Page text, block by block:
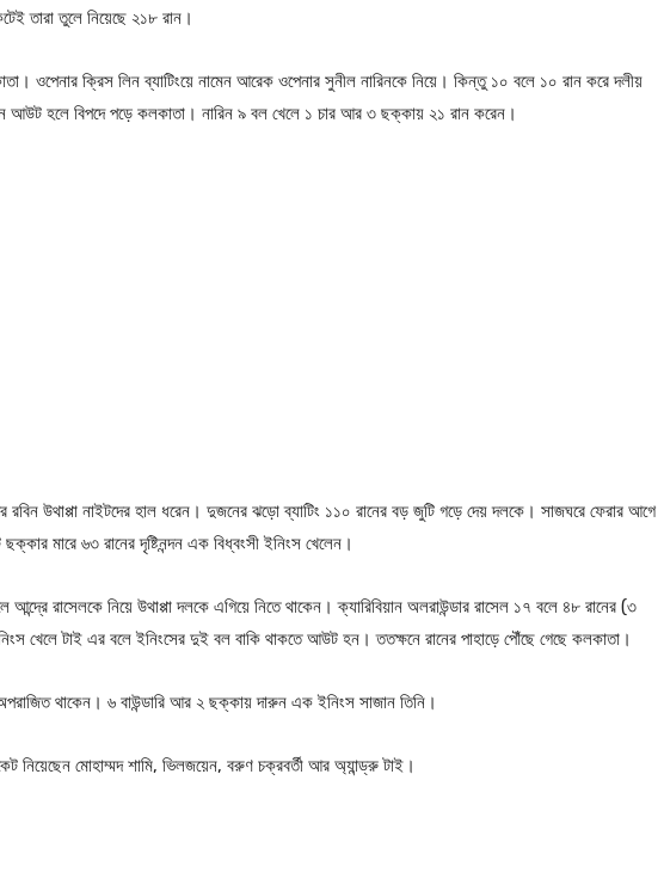
তারা তুলে নিয়েছে ২১৮ রান।
ওপেনার ক্রিস লিন ব্যাটিংয়ে নামেন আরেক ওপেনার সুনীল নারিনকে নিয়ে। কিন্তু ১০ বলে ১০ রান করে দলীয়
আউট হলে বিপদে পড়ে কলকাতা। নারিন ৯ বল খেলে ১ চার আর ৩ ছক্কায় ২১ রান করেন।
রবিন উথাপ্পা নাইটদের হাল ধরেন। দুজনের ঝড়ো ব্যাটিং ১১০ রানের বড় জুটি গড়ে দেয় দলকে। সাজঘরে ফেরার আগে
মারে ৬৩ রানের দৃষ্টিনন্দন এক বিধ্বংসী ইনিংস খেলেন।
রাসেলকে নিয়ে উথাপ্পা দলকে এগিয়ে নিতে থাকেন। ক্যারিবিয়ান অলরাউন্ডার রাসেল ১৭ বলে ৪৮ রানের (৩
খেলে টাই এর বলে ইনিংসের দুই বল বাকি থাকতে আউট হন। ততক্ষনে রানের পাহাড়ে পৌঁছে গেছে কলকাতা।
থাকেন। ৬ বাউন্ডারি আর ২ ছক্কায় দারুন এক ইনিংস সাজান তিনি।
নিয়েছেন মোহাম্মদ শামি, ভিলজয়েন, বরুণ চক্রবর্তী আর অ্যান্ড্রু টাই।